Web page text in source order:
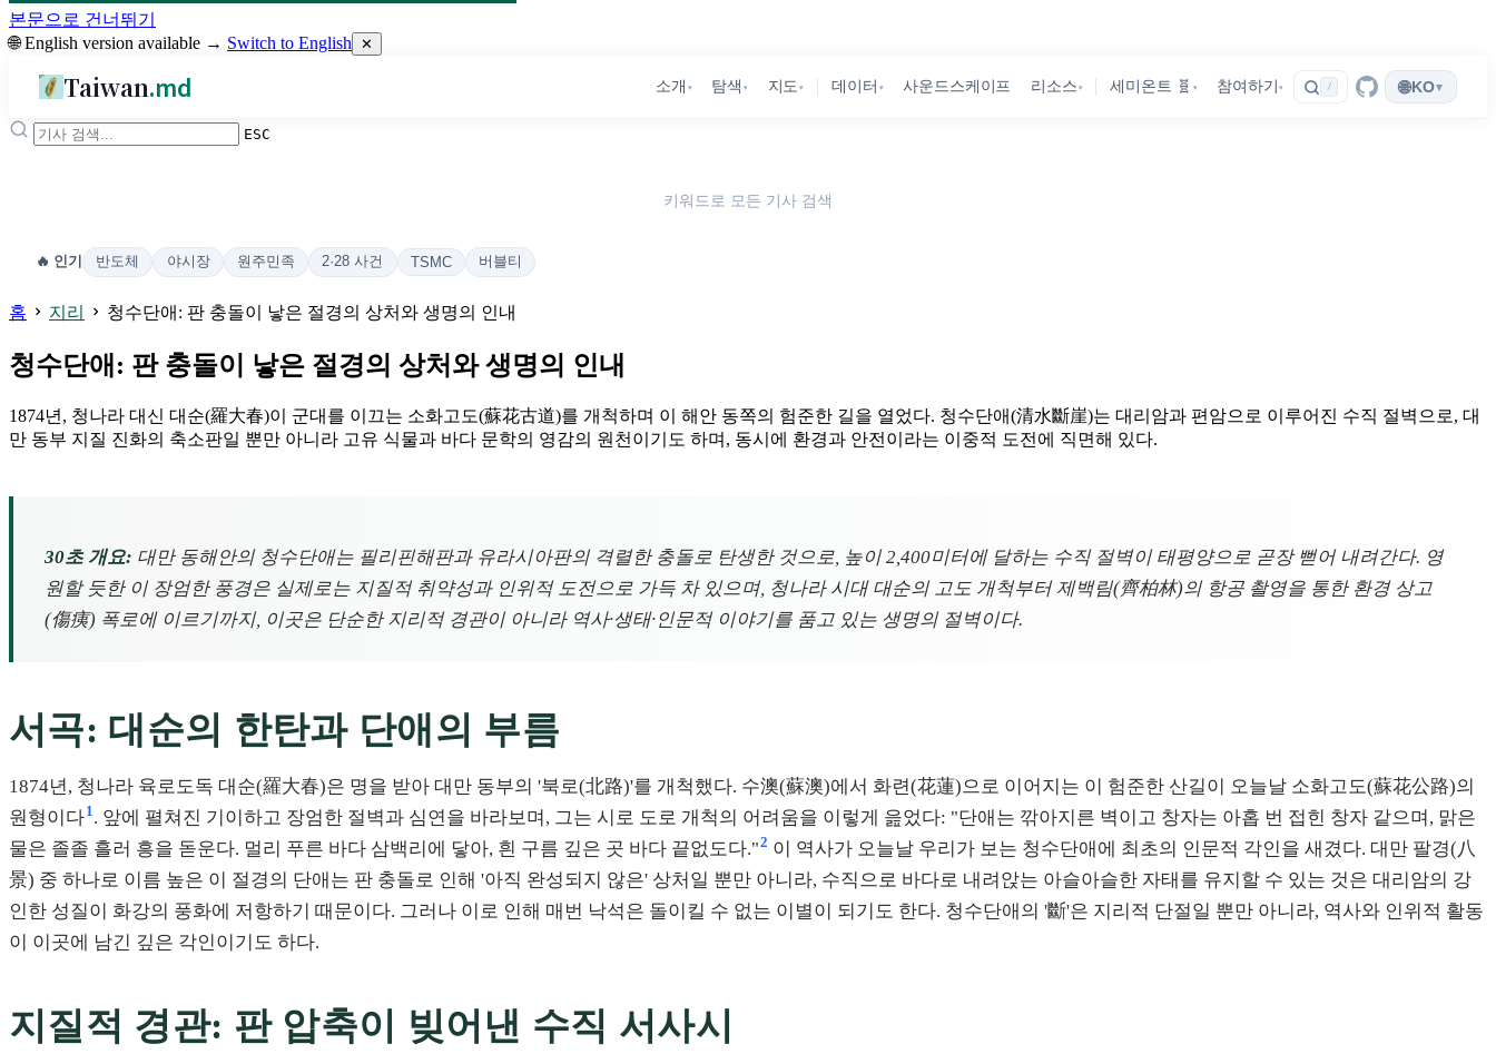
본문으로 건너뛰기
🌐 English version available → Switch to English ✕
Taiwan.md 소개 ▾ 탐색 ▾ 지도 ▾ 데이터 ▾ 사운드스케이프 리소스 ▾ 세미온트 🧬 ▾ 참여하기 ▾ / 🌐KO▾
ESC
키워드로 모든 기사 검색
🔥 인기 반도체 야시장 원주민족 2·28 사건 TSMC 버블티
홈 지리 청수단애: 판 충돌이 낳은 절경의 상처와 생명의 인내
청수단애: 판 충돌이 낳은 절경의 상처와 생명의 인내
1874년, 청나라 대신 대순(羅大春)이 군대를 이끄는 소화고도(蘇花古道)를 개척하며 이 해안 동쪽의 험준한 길을 열었다. 청수단애(清水斷崖)는 대리암과 편암으로 이루어진 수직 절벽으로, 대
만 동부 지질 진화의 축소판일 뿐만 아니라 고유 식물과 바다 문학의 영감의 원천이기도 하며, 동시에 환경과 안전이라는 이중적 도전에 직면해 있다.
30초 개요: 대만 동해안의 청수단애는 필리핀해판과 유라시아판의 격렬한 충돌로 탄생한 것으로, 높이 2,400미터에 달하는 수직 절벽이 태평양으로 곧장 뻗어 내려간다. 영
원할 듯한 이 장엄한 풍경은 실제로는 지질적 취약성과 인위적 도전으로 가득 차 있으며, 청나라 시대 대순의 고도 개척부터 제백림(齊柏林)의 항공 촬영을 통한 환경 상고
(傷痍) 폭로에 이르기까지, 이곳은 단순한 지리적 경관이 아니라 역사·생태·인문적 이야기를 품고 있는 생명의 절벽이다.
서곡: 대순의 한탄과 단애의 부름
1874년, 청나라 육로도독 대순(羅大春)은 명을 받아 대만 동부의 '북로(北路)'를 개척했다. 수澳(蘇澳)에서 화련(花蓮)으로 이어지는 이 험준한 산길이 오늘날 소화고도(蘇花公路)의
원형이다1. 앞에 펼쳐진 기이하고 장엄한 절벽과 심연을 바라보며, 그는 시로 도로 개척의 어려움을 이렇게 읊었다: "단애는 깎아지른 벽이고 창자는 아홉 번 접힌 창자 같으며, 맑은
물은 졸졸 흘러 흥을 돋운다. 멀리 푸른 바다 삼백리에 닿아, 흰 구름 깊은 곳 바다 끝없도다."2 이 역사가 오늘날 우리가 보는 청수단애에 최초의 인문적 각인을 새겼다. 대만 팔경(八
景) 중 하나로 이름 높은 이 절경의 단애는 판 충돌로 인해 '아직 완성되지 않은' 상처일 뿐만 아니라, 수직으로 바다로 내려앉는 아슬아슬한 자태를 유지할 수 있는 것은 대리암의 강
인한 성질이 화강의 풍화에 저항하기 때문이다. 그러나 이로 인해 매번 낙석은 돌이킬 수 없는 이별이 되기도 한다. 청수단애의 '斷'은 지리적 단절일 뿐만 아니라, 역사와 인위적 활동
이 이곳에 남긴 깊은 각인이기도 하다.
지질적 경관: 판 압축이 빚어낸 수직 서사시